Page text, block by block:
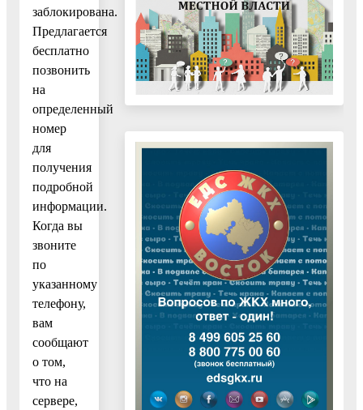
заблокирована.
Предлагается
бесплатно
позвонить
на
определенный
номер
для
получения
подробной
информации.
Когда вы
звоните
по
указанному
телефону,
вам
сообщают
о том,
что на
сервере,